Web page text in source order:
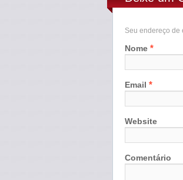
Seu endereço de
Nome *
Email *
Website
Comentário